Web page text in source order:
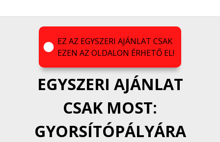
EZ AZ EGYSZERI AJÁNLAT CSAK
EZEN AZ OLDALON ÉRHETŐ EL!
EGYSZERI AJÁNLAT
CSAK MOST:
GYORSÍTÓPÁLYÁRA